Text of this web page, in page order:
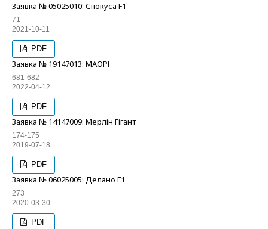
Заявка № 05025010: Спокуса F1
71
2021-10-11
PDF
Заявка № 19147013: МАОРІ
681-682
2022-04-12
PDF
Заявка № 14147009: Мерлін Гігант
174-175
2019-07-18
PDF
Заявка № 06025005: Делано F1
273
2020-03-30
PDF